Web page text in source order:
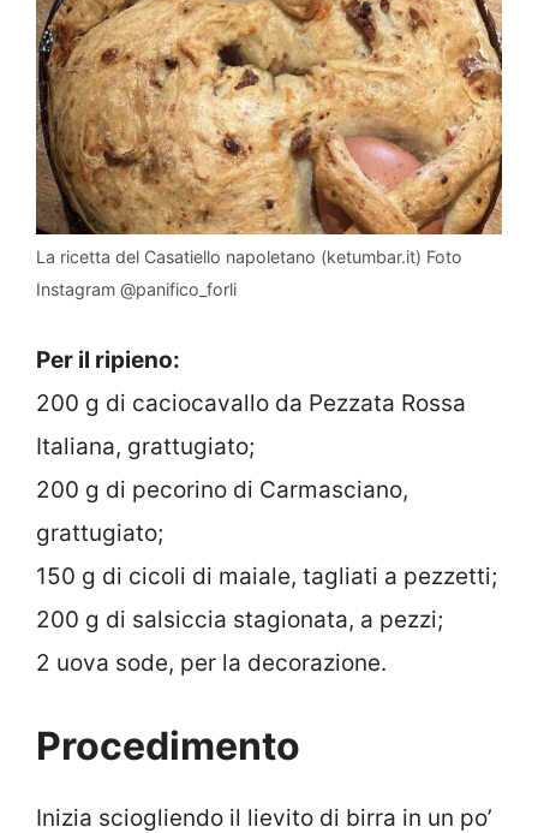
La ricetta del Casatiello napoletano (ketumbar.it) Foto
Instagram @panifico_forli
Per il ripieno:
200 g di caciocavallo da Pezzata Rossa
Italiana, grattugiato;
200 g di pecorino di Carmasciano,
grattugiato;
150 g di cicoli di maiale, tagliati a pezzetti;
200 g di salsiccia stagionata, a pezzi;
2 uova sode, per la decorazione.
Procedimento
Inizia sciogliendo il lievito di birra in un po’